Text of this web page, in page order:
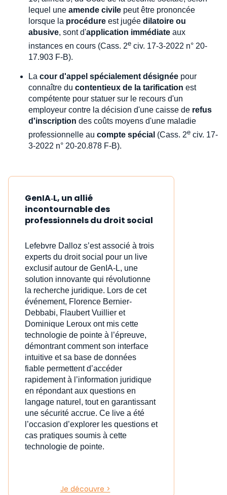
lequel une amende civile peut être prononcée
lorsque la procédure est jugée dilatoire ou
abusive, sont d'application immédiate aux
instances en cours (Cass. 2e civ. 17-3-2022 n° 20-
17.903 F-B).
La cour d'appel spécialement désignée pour
connaître du contentieux de la tarification est
compétente pour statuer sur le recours d'un
employeur contre la décision d'une caisse de refus
d'inscription des coûts moyens d'une maladie
professionnelle au compte spécial (Cass. 2e civ. 17-
3-2022 n° 20-20.878 F-B).
GenIA‑L, un allié
incontournable des
professionnels du droit social
Lefebvre Dalloz s’est associé à trois
experts du droit social pour un live
exclusif autour de GenIA‑L, une
solution innovante qui révolutionne
la recherche juridique. Lors de cet
événement, Florence Bernier-
Debbabi, Flaubert Vuillier et
Dominique Leroux ont mis cette
technologie de pointe à l’épreuve,
démontrant comment son interface
intuitive et sa base de données
fiable permettent d’accéder
rapidement à l’information juridique
en répondant aux questions en
langage naturel, tout en garantissant
une sécurité accrue. Ce live a été
l’occasion d’explorer les questions et
cas pratiques soumis à cette
technologie de pointe.
Je découvre >